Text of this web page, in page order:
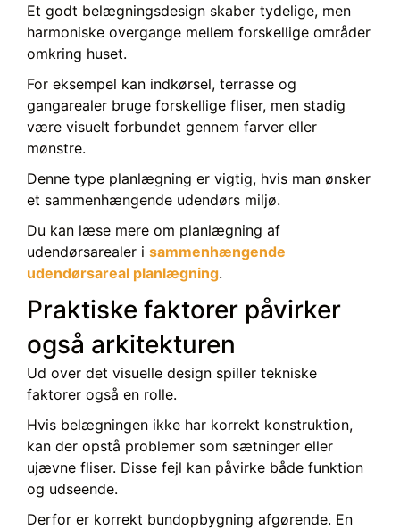
Et godt belægningsdesign skaber tydelige, men
harmoniske overgange mellem forskellige områder
omkring huset.
For eksempel kan indkørsel, terrasse og
gangarealer bruge forskellige fliser, men stadig
være visuelt forbundet gennem farver eller
mønstre.
Denne type planlægning er vigtig, hvis man ønsker
et sammenhængende udendørs miljø.
Du kan læse mere om planlægning af
udendørsarealer i sammenhængende
udendørsareal planlægning.
Praktiske faktorer påvirker
også arkitekturen
Ud over det visuelle design spiller tekniske
faktorer også en rolle.
Hvis belægningen ikke har korrekt konstruktion,
kan der opstå problemer som sætninger eller
ujævne fliser. Disse fejl kan påvirke både funktion
og udseende.
Derfor er korrekt bundopbygning afgørende. En